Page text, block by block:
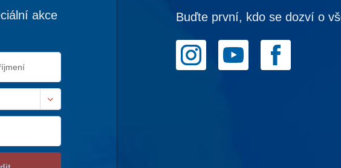
akce
Buďte první, kdo se dozví o